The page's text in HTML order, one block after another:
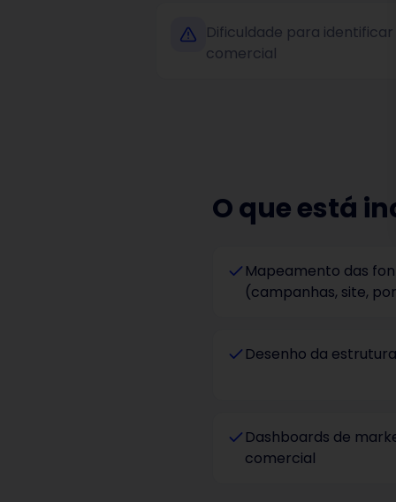
Dificuldade para
comercial
O que está
Mapeamento das
(campanhas, site,
Desenho da
Dashboards de
comercial